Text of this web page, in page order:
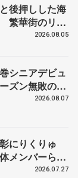
後押しした海
繁華街のリン
味方に 小林
2026.08.05
シニアデビュ
ズン無敗の島
2026.08.07
にりくりゅ
体メンバーら
、ブルーノ・
2026.07.27